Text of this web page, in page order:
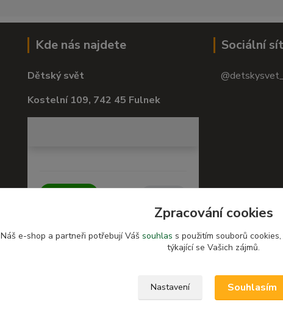
Kde nás najdete
Dětský svět
Kostelní 109, 742 45 Fulnek
Sociální
Zpracování cookies
Náš e-shop a partneři potřebují Váš souhlas s použitím souborů
týkající se Vašich zájmů.
Nastavení Souhlasím